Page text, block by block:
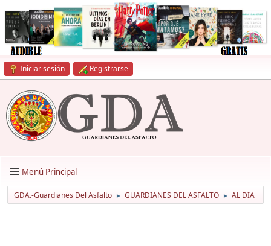
Iniciar sesión Registrarse
Menú Principal
GDA.-Guardianes Del Asfalto ► GUARDIANES DEL ASFALTO ► AL DIA